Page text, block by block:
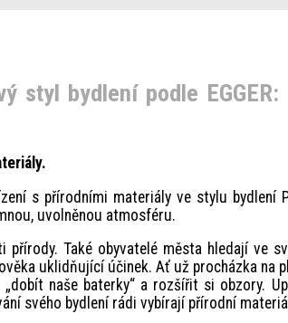
styl bydlení podle
s přírodními materiály ve stylu bydlení
uvolněnou atmosféru.
Také obyvatelé města hledají ve
uklidňující účinek. Ať už procházka na
naše baterky“ a rozšířit si obzory.
svého bydlení rádi vybírají přírodní